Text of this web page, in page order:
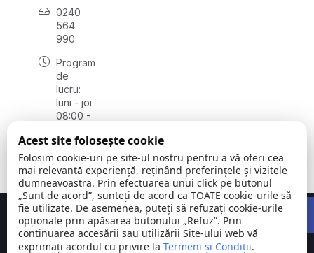
0240
564
990
Program
de
lucru:
luni - joi
08:00 -
vineri
08:00 -
14:00
Comuna © Toate
Concept realizat deBig Media Relații Publice SRL
Acest site folosește cookie
Folosim cookie-uri pe site-ul nostru pentru a vă oferi cea
mai relevantă experiență, reținând preferințele și vizitele
dumneavoastră. Prin efectuarea unui click pe butonul
„Sunt de acord”, sunteți de acord ca TOATE cookie-urile să
fie utilizate. De asemenea, puteți să refuzați cookie-urile
opționale prin apăsarea butonului „Refuz”. Prin
continuarea accesării sau utilizării Site-ului web vă
exprimați acordul cu privire la Termeni și Condiții.